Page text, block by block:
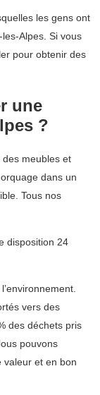
les gens ont
Alpes. Si vous
pour obtenir des
une
?
des meubles et
dans un
Tous nos
disposition 24
vers des
des déchets pris
pouvons
valeur et en bon